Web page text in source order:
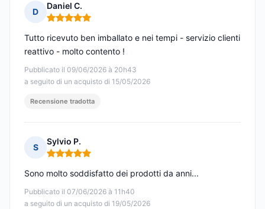
D
Daniel C.
Nota: 5 su 5
Pubblicato il 09/06/2026 à 20h43
a seguito di un acquisto di 15/05/2026
Tutto ricevuto ben imballato e nei tempi - servizio clienti
reattivo - molto contento !
Recensione tradotta
S
Sylvio P.
Nota: 5 su 5
Pubblicato il 07/06/2026 à 11h40
a seguito di un acquisto di 19/05/2026
Sono molto soddisfatto dei prodotti da anni...